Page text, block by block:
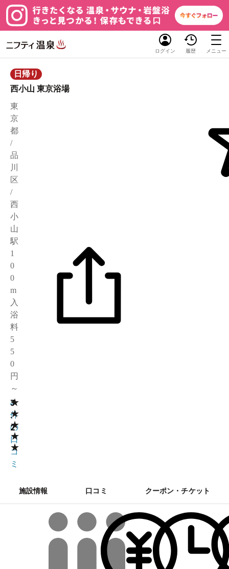
ログイン 履歴 メニュー
日帰り
西小山 東京浴場
東
京
都
/
品
川
区
/
西
小
山
駅
1
0
0
m
入
浴
料
5
5
0
円
～
★
★
★
★
★
3
.
2
4
件
の
口
コ
ミ
施設情報 口コミ クーポン・チケット